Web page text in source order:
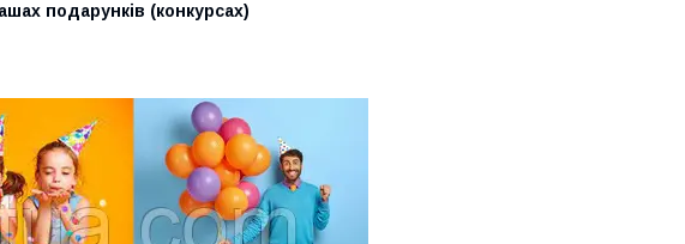
подарунків (конкурсах)